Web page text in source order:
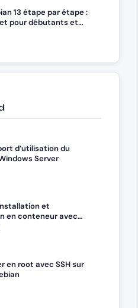
13 étape par étape :
pour débutants et
d’utilisation du
Server
et
en conteneur avec
en root avec SSH sur